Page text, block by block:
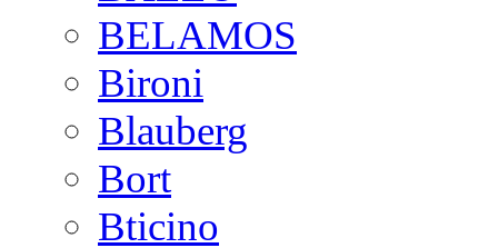
BELAMOS
Bironi
Blauberg
Bort
Bticino